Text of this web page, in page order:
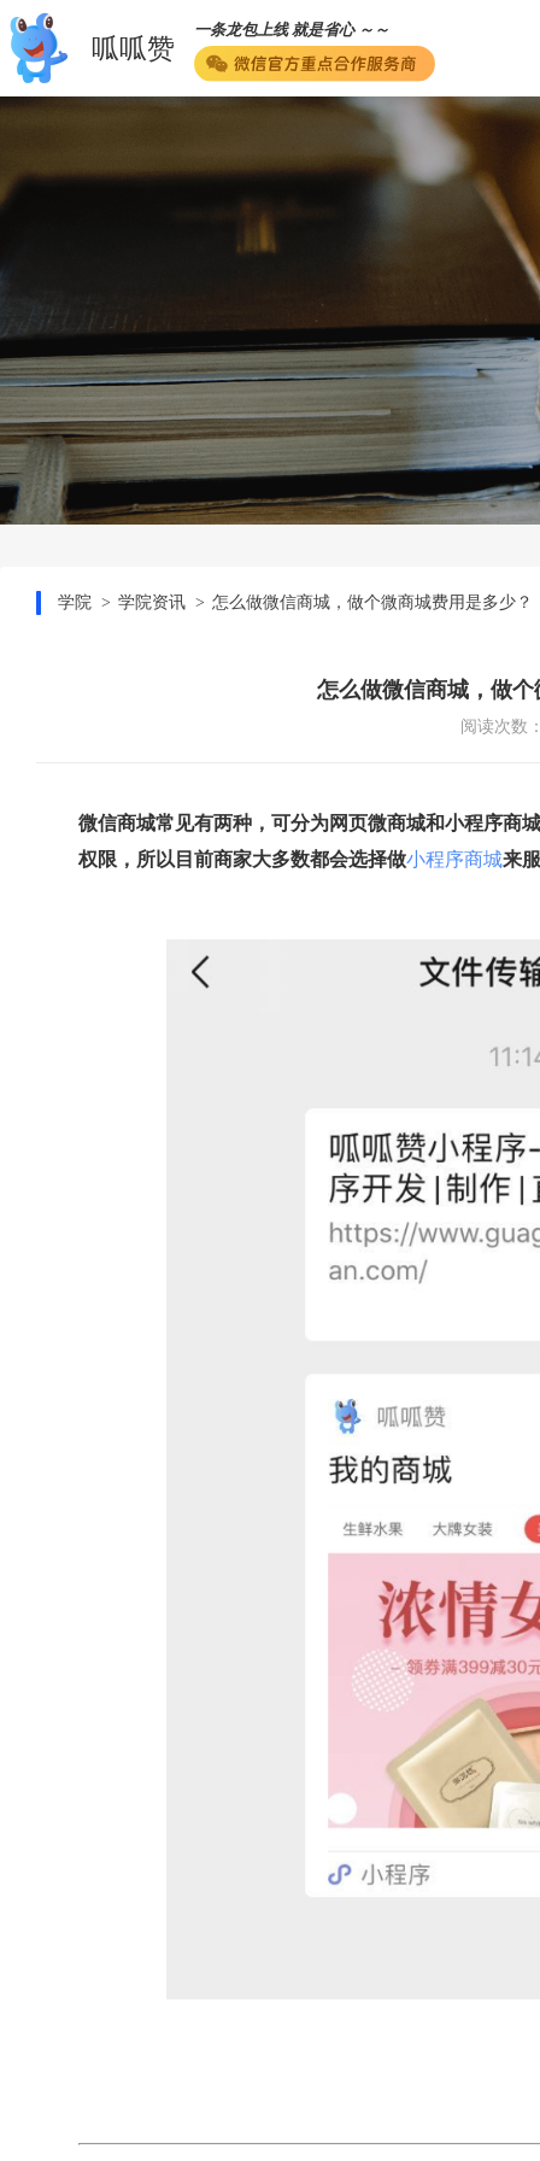
呱呱赞
一条龙包上线 就是省心 ～～
学院 学院资讯 怎么做微信商城，做个微商城费用是多少？
怎么做微信商城，做
阅读次数
微信商城常见有两种，可分为网页微商城和小程序商
权限，所以目前商家大多数都会选择做小程序商城来